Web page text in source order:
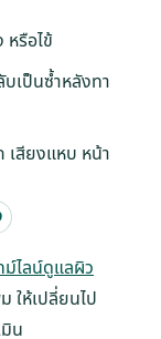
รือไข้
เป็นซ้ำหลังทา
เสียงแหบ หน้า
ม์ไลน์ดูแลผิว
ให้เปลี่ยนไป
มิน